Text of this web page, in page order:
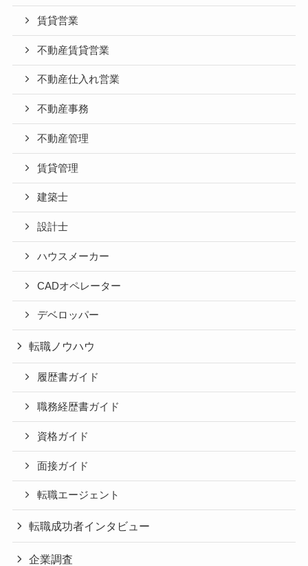
賃貸営業
不動産賃貸営業
不動産仕入れ営業
不動産事務
不動産管理
賃貸管理
建築士
設計士
ハウスメーカー
CADオペレーター
デベロッパー
転職ノウハウ
履歴書ガイド
職務経歴書ガイド
資格ガイド
面接ガイド
転職エージェント
転職成功者インタビュー
企業調査